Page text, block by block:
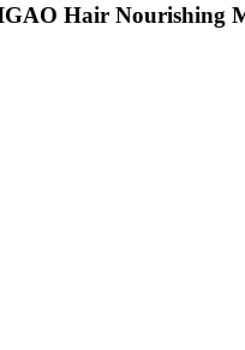
Hair Nourishing